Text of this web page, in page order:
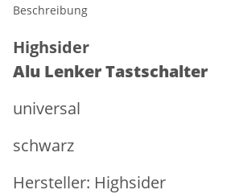
Beschreibung
Highsider
Alu Lenker Tastschalter
universal
schwarz
Hersteller: Highsider